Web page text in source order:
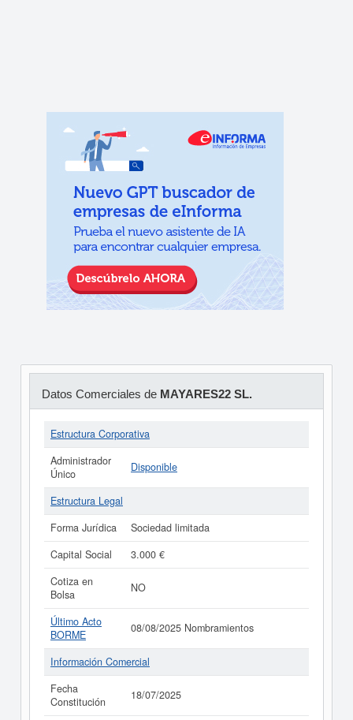
Datos Comerciales de MAYARES22 SL.
Estructura Corporativa
Administrador
Único
Disponible
Estructura Legal
Forma Jurídica
Sociedad limitada
Capital Social
3.000 €
Cotiza en
Bolsa
NO
Último Acto
BORME
08/08/2025 Nombramientos
Información Comercial
Fecha
Constitución
18/07/2025